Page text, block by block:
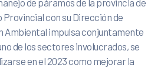
de páramos de la provincia de
Provincial con su Dirección de
Ambiental impulsa conjuntamente
de los sectores involucrados, se
en el 2023 como mejorar la